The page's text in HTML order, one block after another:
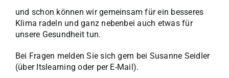
und schon können wir gemeinsam für ein besseres
Klima radeln und ganz nebenbei auch etwas für
unsere Gesundheit tun.
Bei Fragen melden Sie sich gern bei Susanne Seidler
(über Itslearning oder per E-Mail).